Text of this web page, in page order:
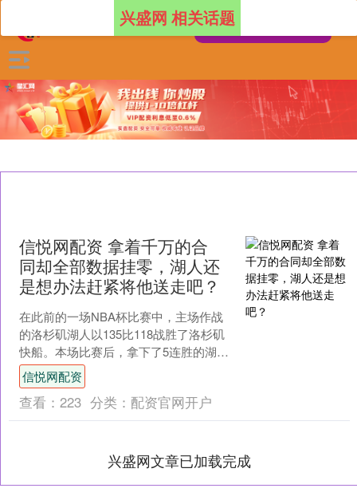
兴盛网 相关话题
信悦网配资 拿着千万的合
同却全部数据挂零，湖人还
是想办法赶紧将他送走吧？
在此前的一场NBA杯比赛中，主场作战
的洛杉矶湖人以135比118战胜了洛杉矶
快船。本场比赛后，拿下了5连胜的湖人
的战绩提升到了13胜4负信悦网配资，排
名也是超过....
信悦网配资
查看： 223 分类： 配资官网开户
兴盛网文章已加载完成